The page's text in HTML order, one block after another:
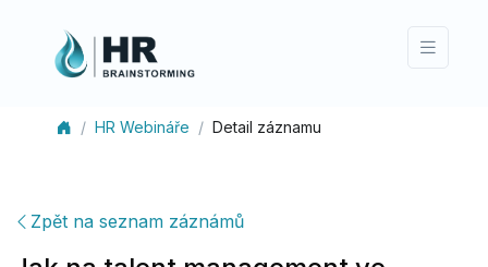
HR Webináře Detail záznamu
Zpět na seznam záznámů